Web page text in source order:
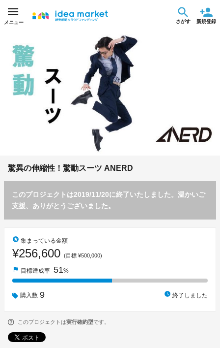
メニュー さがす 新規登録
驚異の伸縮性！驚動スーツ ANERD
このプロジェクトは2019/11/20に終了いたしました。温かいご
支援、ありがとうございました。
stars 集まっている金額
¥256,600 (目標 ¥500,000)
flag 目標達成率 51%
購入数 9 watch_later 終了しました
このプロジェクトは実行確約型です。